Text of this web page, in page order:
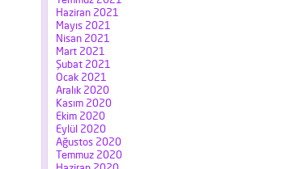
Haziran 2021
Mayıs 2021
Nisan 2021
Mart 2021
Şubat 2021
Ocak 2021
Aralık 2020
Kasım 2020
Ekim 2020
Eylül 2020
Ağustos 2020
Temmuz 2020